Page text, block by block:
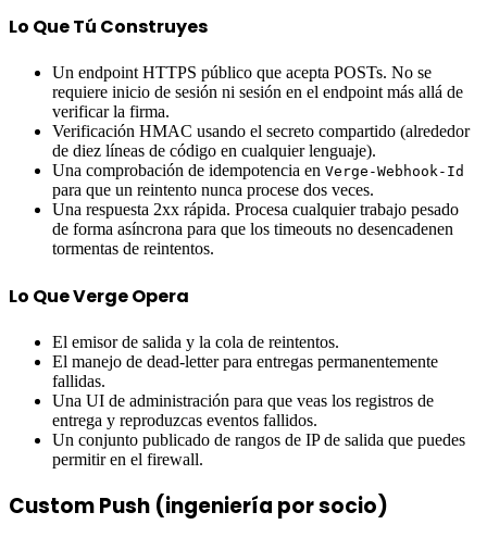
Lo Que Tú Construyes
Un endpoint HTTPS público que acepta POSTs. No se
requiere inicio de sesión ni sesión en el endpoint más allá de
verificar la firma.
Verificación HMAC usando el secreto compartido (alrededor
de diez líneas de código en cualquier lenguaje).
Una comprobación de idempotencia en Verge-Webhook-Id
para que un reintento nunca procese dos veces.
Una respuesta 2xx rápida. Procesa cualquier trabajo pesado
de forma asíncrona para que los timeouts no desencadenen
tormentas de reintentos.
Lo Que Verge Opera
El emisor de salida y la cola de reintentos.
El manejo de dead-letter para entregas permanentemente
fallidas.
Una UI de administración para que veas los registros de
entrega y reproduzcas eventos fallidos.
Un conjunto publicado de rangos de IP de salida que puedes
permitir en el firewall.
Custom Push (ingeniería por socio)